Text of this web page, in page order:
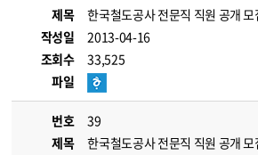
제목
한국철도공사 전문직 직원 공개
작성일
2013-04-16
조회수
33,525
파일
번호
39
제목
한국철도공사 전문직 직원 공개 모